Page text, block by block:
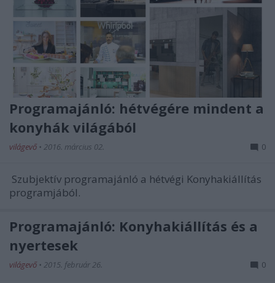
Programajánló: hétvégére mindent a
konyhák világából
világevő • 2016. március 02. 0
Szubjektív programajánló a hétvégi Konyhakiállítás
programjából.
Programajánló: Konyhakiállítás és a
nyertesek
világevő • 2015. február 26. 0